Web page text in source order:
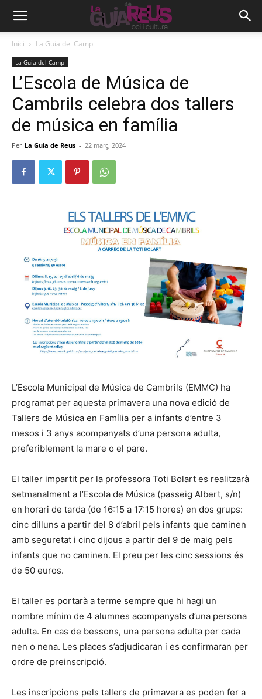
Inici La Guia del Camp
La Guia del Camp
L’Escola de Música de
Cambrils celebra dos tallers
de música en família
Per La Guia de Reus - 22 març, 2024
L’Escola Municipal de Música de Cambrils (EMMC) ha
programat per aquesta primavera una nova edició de
Tallers de Música en Família per a infants d’entre 3
mesos i 3 anys acompanyats d’una persona adulta,
preferiblement la mare o el pare.
El taller impartit per la professora Toti Bolart es realitzarà
setmanalment a l’Escola de Música (passeig Albert, s/n)
en horari de tarda (de 16:15 a 17:15 hores) en dos grups:
cinc dilluns a partir del 8 d’abril pels infants que caminen
amb seguretat i cinc dijous a partir del 9 de maig pels
infants que no caminen. El preu per les cinc sessions és
de 50 euros.
El taller es portarà a terme sempre que hi hagi un
nombre mínim de 4 alumnes acompanyats d’una persona
adulta. En cas de bessons, una persona adulta per cada
nen o nena. Les places s’adjudicaran i es confirmaran per
ordre de preinscripció.
Les inscripcions pels tallers de primavera es poden fer a